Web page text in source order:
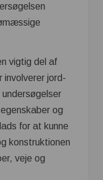
vigtig del af
involverer jord-
og
for at kunne
konstruktionen
veje og